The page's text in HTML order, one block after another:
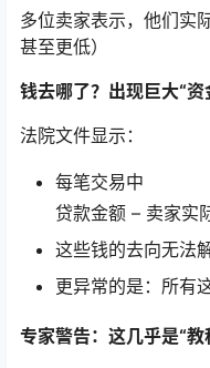
多位卖家表示，他们实
甚至更低）
钱去哪了？出现巨大“资
法院文件显示：
每笔交易中
贷款金额 – 卖家实
这些钱的去向无法
更异常的是：所有
专家警告：这几乎是“教